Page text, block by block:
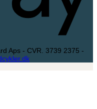
Aps - CVR. 3739 2375 -